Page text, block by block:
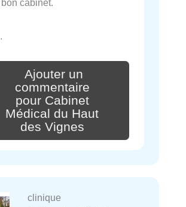
cabinet.
Ajouter un
commentaire
pour Cabinet
Médical du Haut
des Vignes
clinique